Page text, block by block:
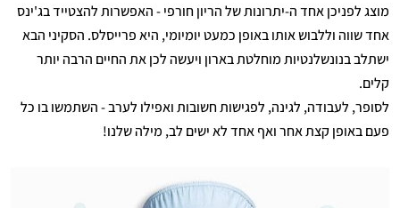
מוצג לפניכן אחד ה-יתרונות של הריון חורפי - האפשרות להצטייד בג'ינס
אחד שווה וללבוש אותו באופן כמעט יומיומי, היא פרייסלס. הסקיני הבא
ישתלב בנונשלנטיות מוחלטת בארון ויעשה לכן את החיים הרבה יותר
קלים.
לסופר, לעבודה, לגינה, לפגישות חשובות ואפילו לערב - השתמשו בו כל
פעם באופן קצת אחר ואף אחד לא ישים לב, מילה שלנו!